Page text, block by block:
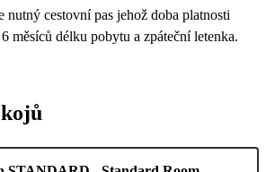
nutný cestovní pas jehož doba platnosti
měsíců délku pobytu a zpáteční letenka.